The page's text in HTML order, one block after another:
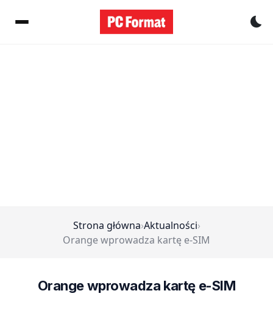
Strona główna›Aktualności›
Orange wprowadza kartę e-SIM
Orange wprowadza kartę e-SIM